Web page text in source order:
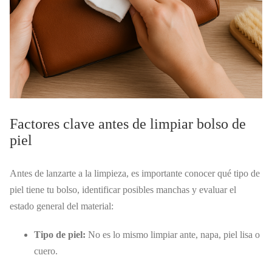
Factores clave antes de limpiar bolso de
piel
Antes de lanzarte a la limpieza, es importante conocer qué tipo de
piel tiene tu bolso, identificar posibles manchas y evaluar el
estado general del material:
Tipo de piel: No es lo mismo limpiar ante, napa, piel lisa o
cuero.